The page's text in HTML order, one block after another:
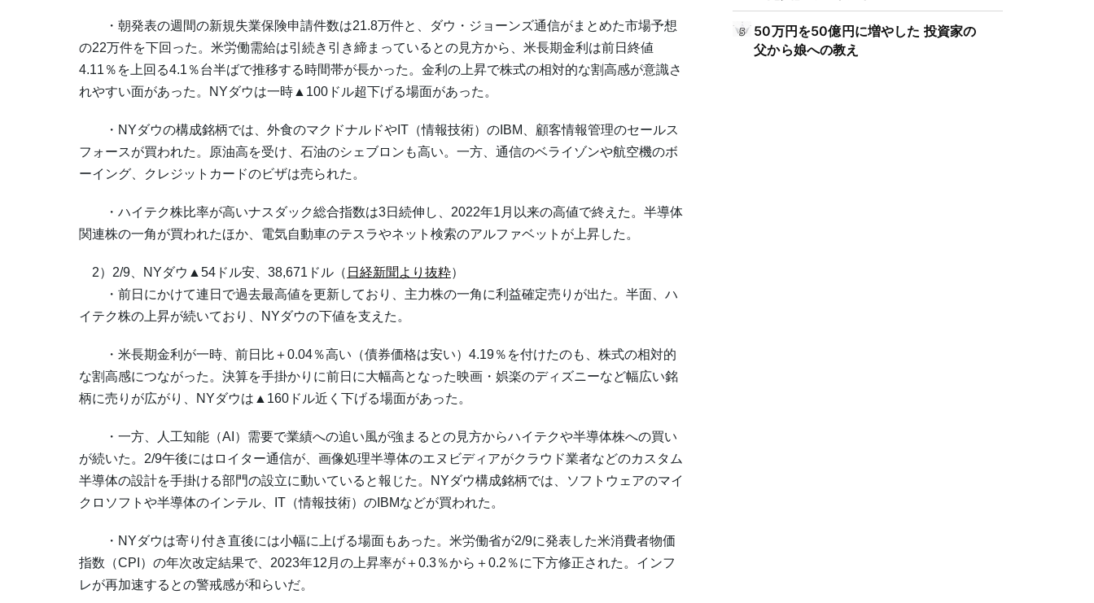
・朝発表の週間の新規失業保険申請件数は21.8万件と、ダウ・ジョーンズ通信がまとめた市場予想
の22万件を下回った。米労働需給は引続き引き締まっているとの見方から、米長期金利は前日終値
4.11％を上回る4.1％台半ばで推移する時間帯が長かった。金利の上昇で株式の相対的な割高感が意識さ
れやすい面があった。NYダウは一時▲100ドル超下げる場面があった。
・NYダウの構成銘柄では、外食のマクドナルドやIT（情報技術）のIBM、顧客情報管理のセールス
フォースが買われた。原油高を受け、石油のシェブロンも高い。一方、通信のベライゾンや航空機のボ
ーイング、クレジットカードのビザは売られた。
・ハイテク株比率が高いナスダック総合指数は3日続伸し、2022年1月以来の高値で終えた。半導体
関連株の一角が買われたほか、電気自動車のテスラやネット検索のアルファベットが上昇した。
2）2/9、NYダウ▲54ドル安、38,671ドル（ 日経新聞より抜粋）
・前日にかけて連日で過去最高値を更新しており、主力株の一角に利益確定売りが出た。半面、ハ
イテク株の上昇が続いており、NYダウの下値を支えた。
・米長期金利が一時、前日比＋0.04％高い（債券価格は安い）4.19％を付けたのも、株式の相対的
な割高感につながった。決算を手掛かりに前日に大幅高となった映画・娯楽のディズニーなど幅広い銘
柄に売りが広がり、NYダウは▲160ドル近く下げる場面があった。
・一方、人工知能（AI）需要で業績への追い風が強まるとの見方からハイテクや半導体株への買い
が続いた。2/9午後にはロイター通信が、画像処理半導体のエヌビディアがクラウド業者などのカスタム
半導体の設計を手掛ける部門の設立に動いていると報じた。NYダウ構成銘柄では、ソフトウェアのマイ
クロソフトや半導体のインテル、IT（情報技術）のIBMなどが買われた。
・NYダウは寄り付き直後には小幅に上げる場面もあった。米労働省が2/9に発表した米消費者物価
指数（CPI）の年次改定結果で、2023年12月の上昇率が＋0.3％から＋0.2％に下方修正された。インフ
レが再加速するとの警戒感が和らいだ。
50万円を50億円に増やした 投資家の
父から娘への教え